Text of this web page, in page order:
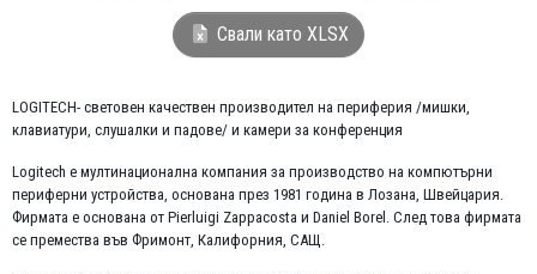
Свали като XLSX
LOGITECH- световен качествен производител на периферия /мишки,
клавиатури, слушалки и падове/ и камери за конференция
Logitech е мултинационална компания за производство на компютърни
периферни устройства, основана през 1981 година в Лозана, Швейцария.
Фирмата е основана от Pierluigi Zappacosta и Daniel Borel. След това фирмата
се премества във Фримонт, Калифорния, САЩ.